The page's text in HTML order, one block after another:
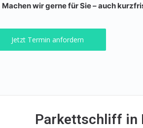
Machen wir gerne für Sie – auch
Jetzt Termin anfordern
Parkettschliff in